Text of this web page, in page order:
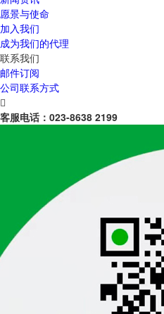
愿景与使命
加入我们
成为我们的代理
联系我们
邮件订阅
公司联系方式

客服电话： 023-8638 2199